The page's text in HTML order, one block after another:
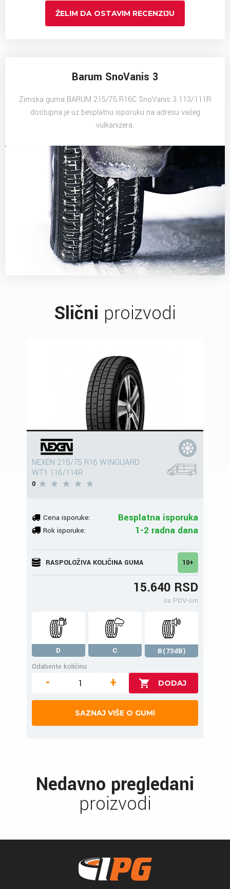
ŽELIM DA OSTAVIM RECENZIJU
Barum SnoVanis 3
Zimska guma BARUM 215/75 R16C SnoVanis 3 113/111R
dostupna je uz besplatnu isporuku na adresu vašeg
vulkanizera.
Slični proizvodi
NEXEN 215/75 R16 WINGUARD
WT1 116/114R
0
Cena isporuke: Besplatna isporuka
Rok isporuke: 1-2 radna dana
RASPOLOŽIVA KOLIČINA GUMA 10+
15.640 RSD
sa PDV-om
D C
B(73dB)
Odaberite količinu
- +
SAZNAJ VIŠE O GUMI
Nedavno pregledani
proizvodi